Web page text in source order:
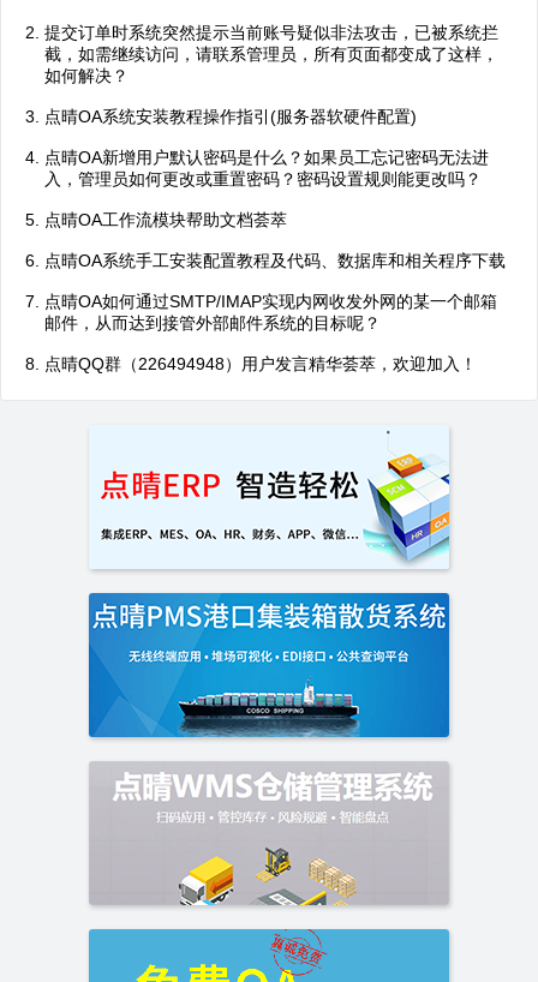
提交订单时系统突然提示当前账号疑似非法攻击，已被系统拦
截，如需继续访问，请联系管理员，所有页面都变成了这样，
如何解决？
点晴OA系统安装教程操作指引(服务器软硬件配置)
点晴OA新增用户默认密码是什么？如果员工忘记密码无法进
入，管理员如何更改或重置密码？密码设置规则能更改吗？
点晴OA工作流模块帮助文档荟萃
点晴OA系统手工安装配置教程及代码、数据库和相关程序下载
点晴OA如何通过SMTP/IMAP实现内网收发外网的某一个邮箱
邮件，从而达到接管外部邮件系统的目标呢？
点晴QQ群（226494948）用户发言精华荟萃，欢迎加入！